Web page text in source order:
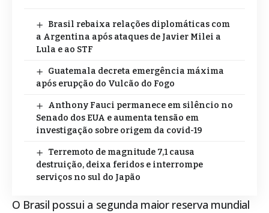
Brasil rebaixa relações diplomáticas com
a Argentina após ataques de Javier Milei a
Lula e ao STF
Guatemala decreta emergência máxima
após erupção do Vulcão do Fogo
Anthony Fauci permanece em silêncio no
Senado dos EUA e aumenta tensão em
investigação sobre origem da covid-19
Terremoto de magnitude 7,1 causa
destruição, deixa feridos e interrompe
serviços no sul do Japão
O Brasil possui a segunda maior reserva mundial